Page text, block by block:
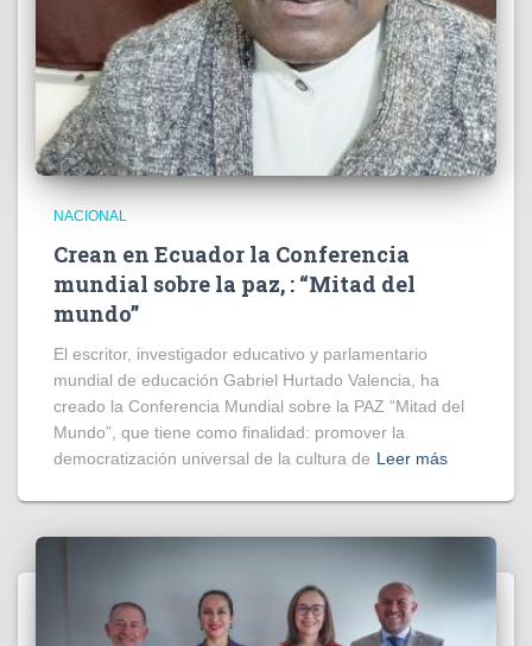
NACIONAL
Crean en Ecuador la Conferencia
mundial sobre la paz, : “Mitad del
mundo”
El escritor, investigador educativo y parlamentario
mundial de educación Gabriel Hurtado Valencia, ha
creado la Conferencia Mundial sobre la PAZ “Mitad del
Mundo”, que tiene como finalidad: promover la
democratización universal de la cultura de Leer más